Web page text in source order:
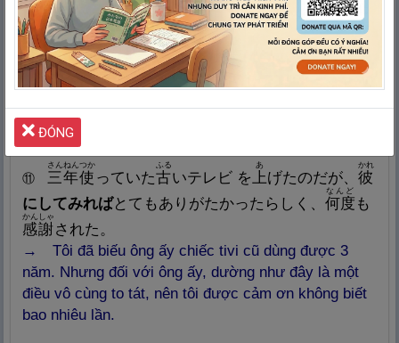
⑨ 1000円は、子供
Nghĩa: Tùy tùng, hầu hạ, dâng
nạp
こども
にしてみたら相当
そうとう
なお金
かね
だ。
→ Với trẻ con thì 1000 yên cũng là một số tiền lớn.
⑩彼
Nghĩa: Bên kia, kẻ khác, đối
phương
かれ
にしてみれば、私
わたし
のことなんて遊びだったん
です。
→ Với anh ta, tôi chỉ là một món đồ chơi mà thôi.
⑪ 三年
さんねん
使
つか
っていた古
ふる
いテレビ を 上
Nghĩa: Trên, phía trên, đưa lên,
あ
げたのだが、 彼
Nghĩa: Bên kia, kẻ khác, đối
かれ
にしてみればとてもありがたかったらしく、 何度
なんど
も
感謝
かんしゃ
された。
→ Tôi đã biếu ông ấy chiếc tivi cũ dùng được 3
năm. Nhưng đối với ông ấy, dường như đây là một
điều vô cùng to tát, nên tôi được cảm ơn không biết
bao nhiêu lần.
ĐÓNG